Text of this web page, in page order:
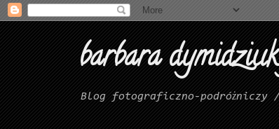
barbara
Blog fotograficzno-